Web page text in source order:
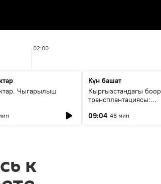
02:00
Чыгарылыш
Күн башат
Кыргызстандагы боор
трансплантациясы:
келечеги
09:04 46 мин
к